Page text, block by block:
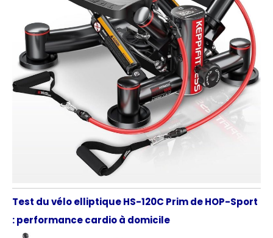
Test du vélo elliptique HS-120C Prim de HOP-Sport
: performance cardio à domicile